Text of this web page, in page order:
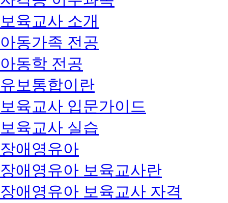
보육교사 소개
아동가족 전공
아동학 전공
유보통합이란
보육교사 입문가이드
보육교사 실습
장애영유아
장애영유아 보육교사란
장애영유아 보육교사 자격